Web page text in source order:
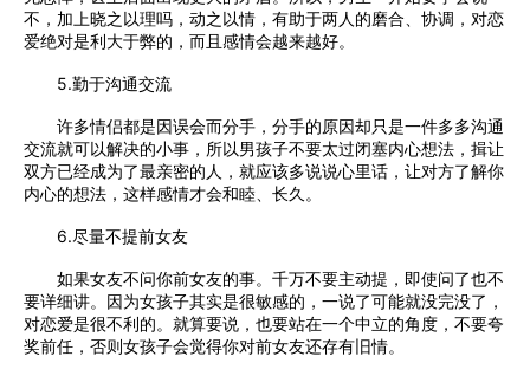
不，加上晓之以理吗，动之以情，有助于两人的磨合、协调，对恋
爱绝对是利大于弊的，而且感情会越来越好。
5.勤于沟通交流
许多情侣都是因误会而分手，分手的原因却只是一件多多沟通
交流就可以解决的小事，所以男孩子不要太过闭塞内心想法，揖让
双方已经成为了最亲密的人，就应该多说说心里话，让对方了解你
内心的想法，这样感情才会和睦、长久。
6.尽量不提前女友
如果女友不问你前女友的事。千万不要主动提，即使问了也不
要详细讲。因为女孩子其实是很敏感的，一说了可能就没完没了，
对恋爱是很不利的。就算要说，也要站在一个中立的角度，不要夸
奖前任，否则女孩子会觉得你对前女友还存有旧情。